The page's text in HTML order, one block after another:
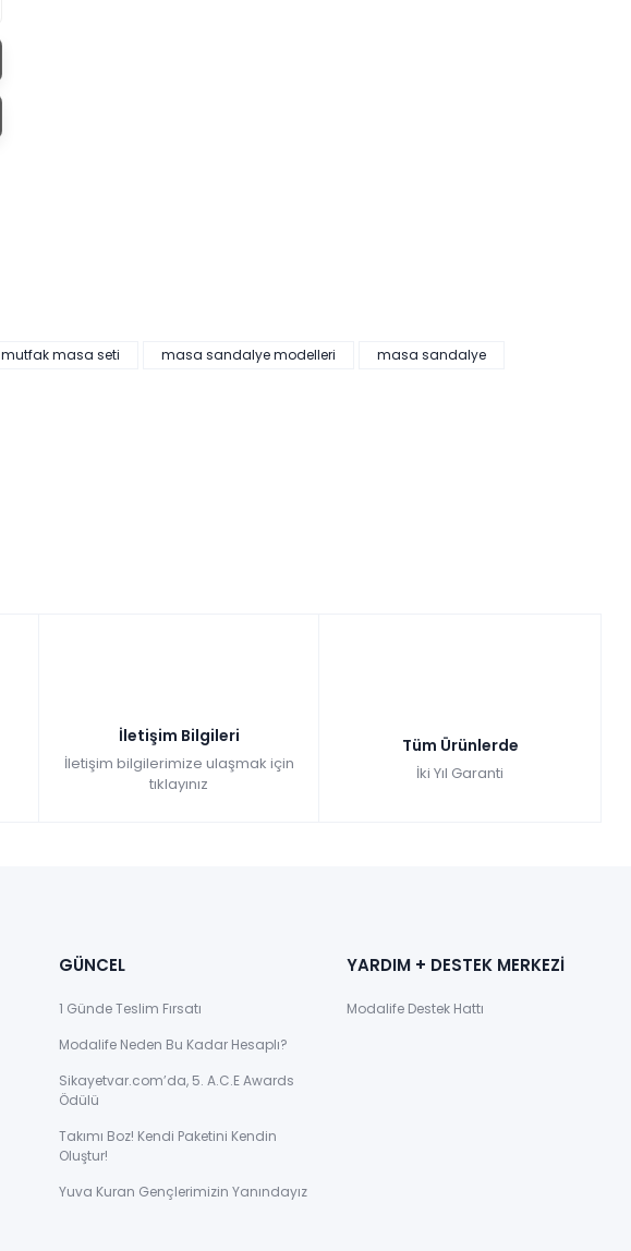
mutfak masa seti masa sandalye modelleri
masa sandalye
İletişim Bilgileri
İletişim bilgilerimize ulaşmak için
tıklayınız
Tüm Ürünlerde
İki Yıl Garanti
GÜNCEL
1 Günde Teslim Fırsatı
Modalife Neden Bu Kadar Hesaplı?
Sikayetvar.com’da, 5. A.C.E Awards
Ödülü
Takımı Boz! Kendi Paketini Kendin
Oluştur!
Yuva Kuran Gençlerimizin Yanındayız
YARDIM + DESTEK MERKEZİ
Modalife Destek Hattı